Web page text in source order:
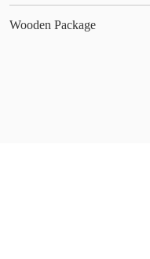
Wooden Package